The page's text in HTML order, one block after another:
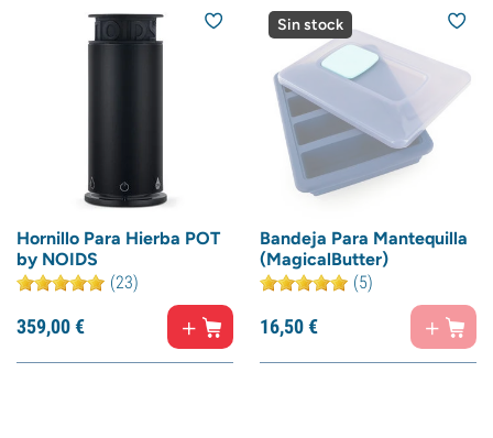
Hornillo Para Hierba POT
by NOIDS
(23)
359,00€
Sin stock
Bandeja Para Mantequilla
(MagicalButter)
(5)
16,50€